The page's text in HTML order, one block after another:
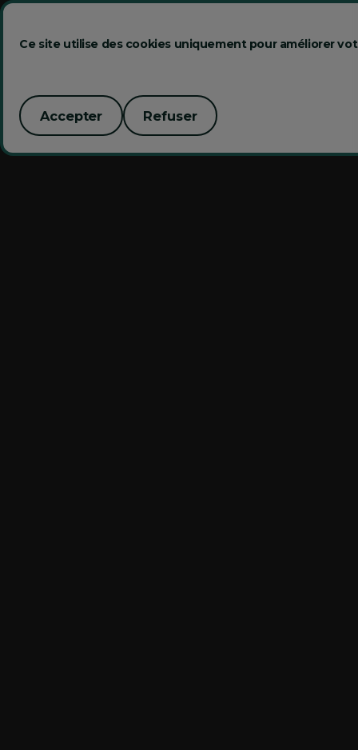
Ce site utilise des cookies uniquement pour améliorer
Accepter
Accepter Refuser
Refuser